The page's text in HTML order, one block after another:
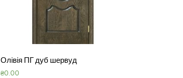
Олівія ПГ дуб шервуд
₴0.00